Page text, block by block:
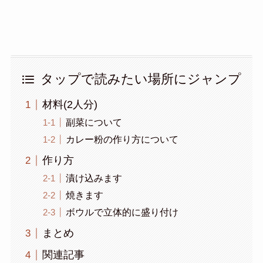
タップで読みたい場所にジャンプ
材料(2人分)
副菜について
カレー粉の作り方について
作り方
漬け込みます
焼きます
ボウルで立体的に盛り付け
まとめ
関連記事